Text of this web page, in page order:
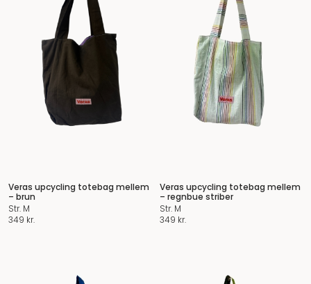
Veras upcycling totebag mellem
– brun
Str. M
349 kr.
Veras upcycling totebag mellem
– regnbue striber
Str. M
349 kr.